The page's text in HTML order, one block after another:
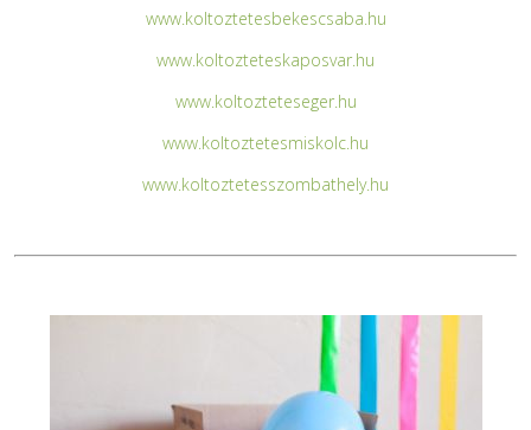
www.koltoztetesbekescsaba.hu
www.koltozteteskaposvar.hu
www.koltozteteseger.hu
www.koltoztetesmiskolc.hu
www.koltoztetesszombathely.hu